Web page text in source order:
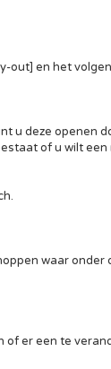
out] en het
u deze openen
of u wilt
waar
of er een te